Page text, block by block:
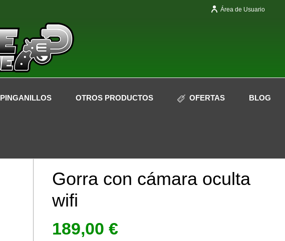
Área de Usuario
PINGANILLOS OTROS PRODUCTOS OFERTAS BLOG
Gorra con cámara oculta
wifi
189,00 €